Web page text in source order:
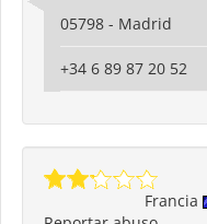
05798 - Madrid
+34 6 89 87 20 52
Francia